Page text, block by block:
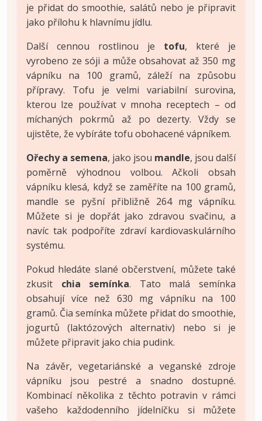
je přidat do smoothie, salátů nebo je připravit
jako přílohu k hlavnímu jídlu.
Další cennou rostlinou je tofu, které je
vyrobeno ze sóji a může obsahovat až 350 mg
vápníku na 100 gramů, záleží na způsobu
přípravy. Tofu je velmi variabilní surovina,
kterou lze používat v mnoha receptech – od
míchaných pokrmů až po dezerty. Vždy se
ujistěte, že vybíráte tofu obohacené vápníkem.
Ořechy a semena, jako jsou mandle, jsou další
poměrně výhodnou volbou. Ačkoli obsah
vápníku klesá, když se zaměříte na 100 gramů,
mandle se pyšní přibližně 264 mg vápníku.
Můžete si je dopřát jako zdravou svačinu, a
navíc tak podpoříte zdraví kardiovaskulárního
systému.
Pokud hledáte slané občerstvení, můžete také
zkusit chia semínka. Tato malá semínka
obsahují více než 630 mg vápníku na 100
gramů. Čia semínka můžete přidat do smoothie,
jogurtů (laktózových alternativ) nebo si je
můžete připravit jako chia pudink.
Na závěr, vegetariánské a veganské zdroje
vápníku jsou pestré a snadno dostupné.
Kombinací několika z těchto potravin v rámci
vašeho každodenního jídelníčku si můžete